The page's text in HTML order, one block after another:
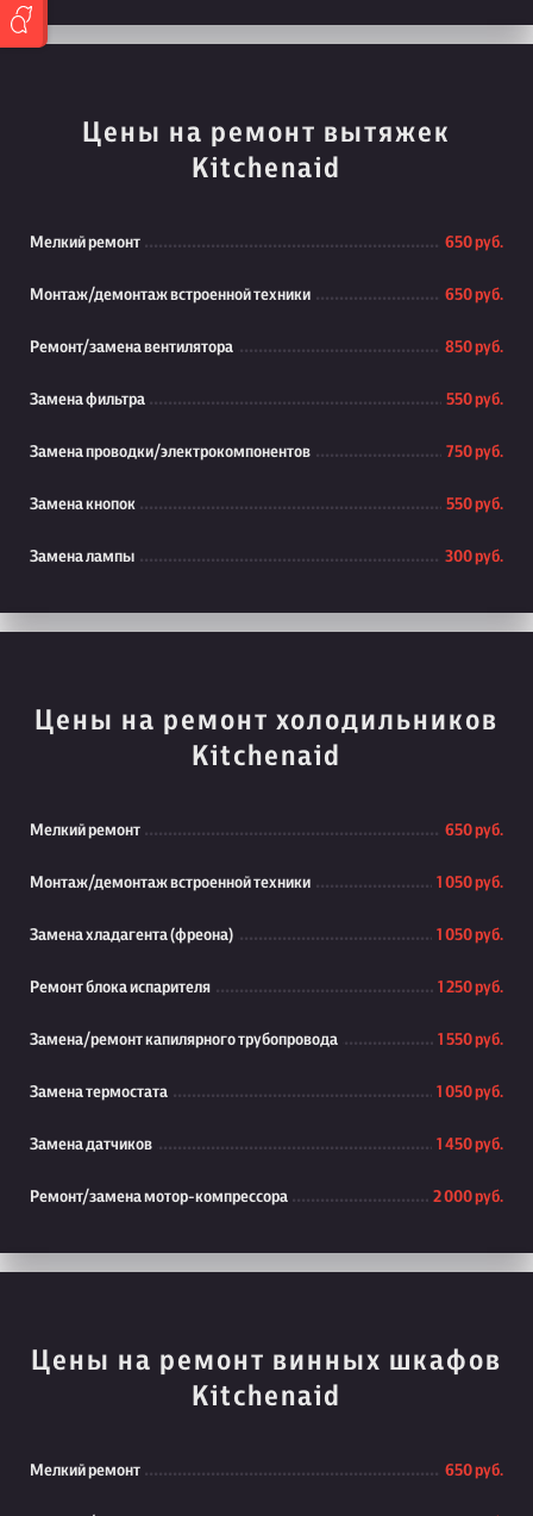
Цены на ремонт вытяжек
Kitchenaid
Мелкий ремонт 650 руб.
Монтаж/демонтаж встроенной техники 650 руб.
Ремонт/замена вентилятора 850 руб.
Замена фильтра 550 руб.
Замена проводки/электрокомпонентов 750 руб.
Замена кнопок 550 руб.
Замена лампы 300 руб.
Цены на ремонт холодильников
Kitchenaid
Мелкий ремонт 650 руб.
Монтаж/демонтаж встроенной техники 1 050 руб.
Замена хладагента (фреона) 1 050 руб.
Ремонт блока испарителя 1 250 руб.
Замена/ремонт капилярного трубопровода 1 550 руб.
Замена термостата 1 050 руб.
Замена датчиков 1 450 руб.
Ремонт/замена мотор-компрессора 2 000 руб.
Цены на ремонт винных шкафов
Kitchenaid
Мелкий ремонт 650 руб.